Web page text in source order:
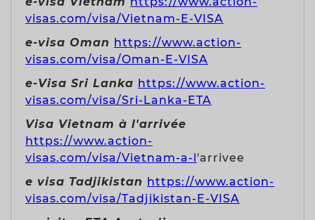
visas.com/visa/Vietnam-E-VISA
e-visa Oman https://www.action-
visas.com/visa/Oman-E-VISA
e-Visa Sri Lanka https://www.action-
visas.com/visa/Sri-Lanka-ETA
Visa Vietnam à l'arrivée
https://www.action-
visas.com/visa/Vietnam-a-l'arrivee
e visa Tadjikistan https://www.action-
visas.com/visa/Tadjikistan-E-VISA